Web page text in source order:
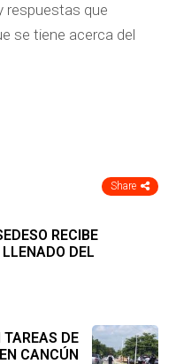
respuestas que
se tiene acerca del
Share
RECIBE
DEL
TAREAS DE
CANCÚN